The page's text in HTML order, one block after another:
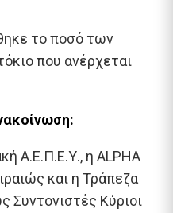
το ποσό των
που ανέρχεται
Α.Ε.Π.Ε.Υ., η ALPHA
και η Τράπεζα
Συντονιστές Κύριοι